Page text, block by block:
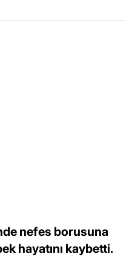
nefes borusuna
hayatını kaybetti.